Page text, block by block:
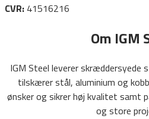
CVR: 41516216
Om IGM
IGM Steel leverer skræddersyede
tilskærer stål, aluminium og
ønsker og sikrer høj kvalitet samt
og store